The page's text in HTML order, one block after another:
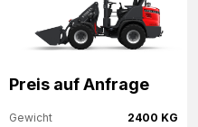
Preis auf Anfrage
2400 KG
Gewicht